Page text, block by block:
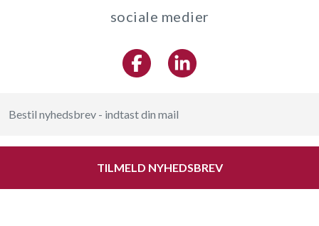
sociale medier
TILMELD NYHEDSBREV